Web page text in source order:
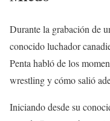
Durante la grabación de
conocido luchador
Penta habló de los
wrestling y cómo salió
Iniciando desde su